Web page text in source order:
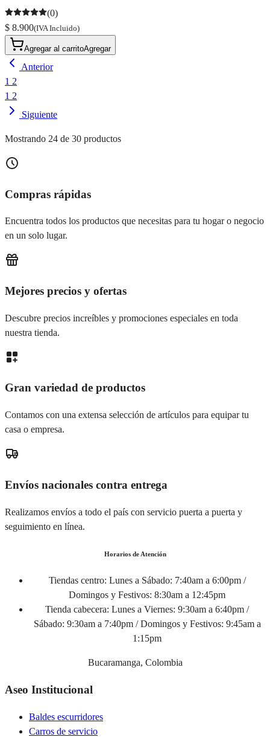
(0)
$ 8.900(IVA Incluido)
Agregar al carritoAgregar
Anterior
1 2
1 2
Siguiente
Mostrando 24 de 30 productos
Compras rápidas
Encuentra todos los productos que necesitas para tu hogar o negocio
en un solo lugar.
Mejores precios y ofertas
Descubre precios increíbles y promociones especiales en toda
nuestra tienda.
Gran variedad de productos
Contamos con una extensa selección de artículos para equipar tu
casa o empresa.
Envíos nacionales contra entrega
Realizamos envíos a todo el país con servicio puerta a puerta y
seguimiento en línea.
Horarios de Atención
Tiendas centro: Lunes a Sábado: 7:40am a 6:00pm /
Domingos y Festivos: 8:30am a 12:45pm
Tienda cabecera: Lunes a Viernes: 9:30am a 6:40pm /
Sábado: 9:30am a 7:40pm / Domingos y Festivos: 9:45am a
1:15pm
Bucaramanga, Colombia
Aseo Institucional
Baldes escurridores
Carros de servicio